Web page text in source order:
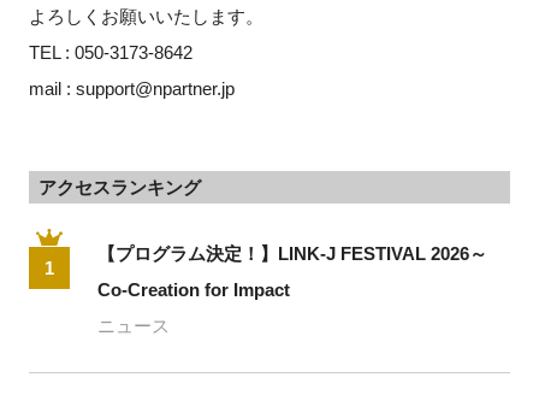
よろしくお願いいたします。
TEL : 050-3173-8642
mail : support@npartner.jp
アクセスランキング
1
【プログラム決定！】LINK-J FESTIVAL 2026～
Co-Creation for Impact
ニュース